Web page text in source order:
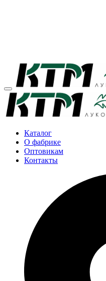
Каталог
О фабрике
Оптовикам
Контакты